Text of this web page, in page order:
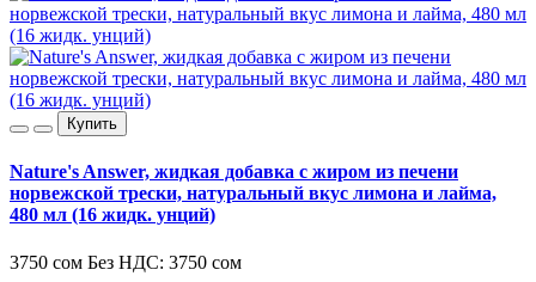
Купить
Nature's Answer, жидкая добавка с жиром из печени
норвежской трески, натуральный вкус лимона и лайма,
480 мл (16 жидк. унций)
3750 сом Без НДС: 3750 сом